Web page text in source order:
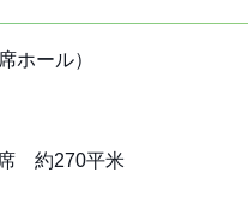
ホール）
約270平米